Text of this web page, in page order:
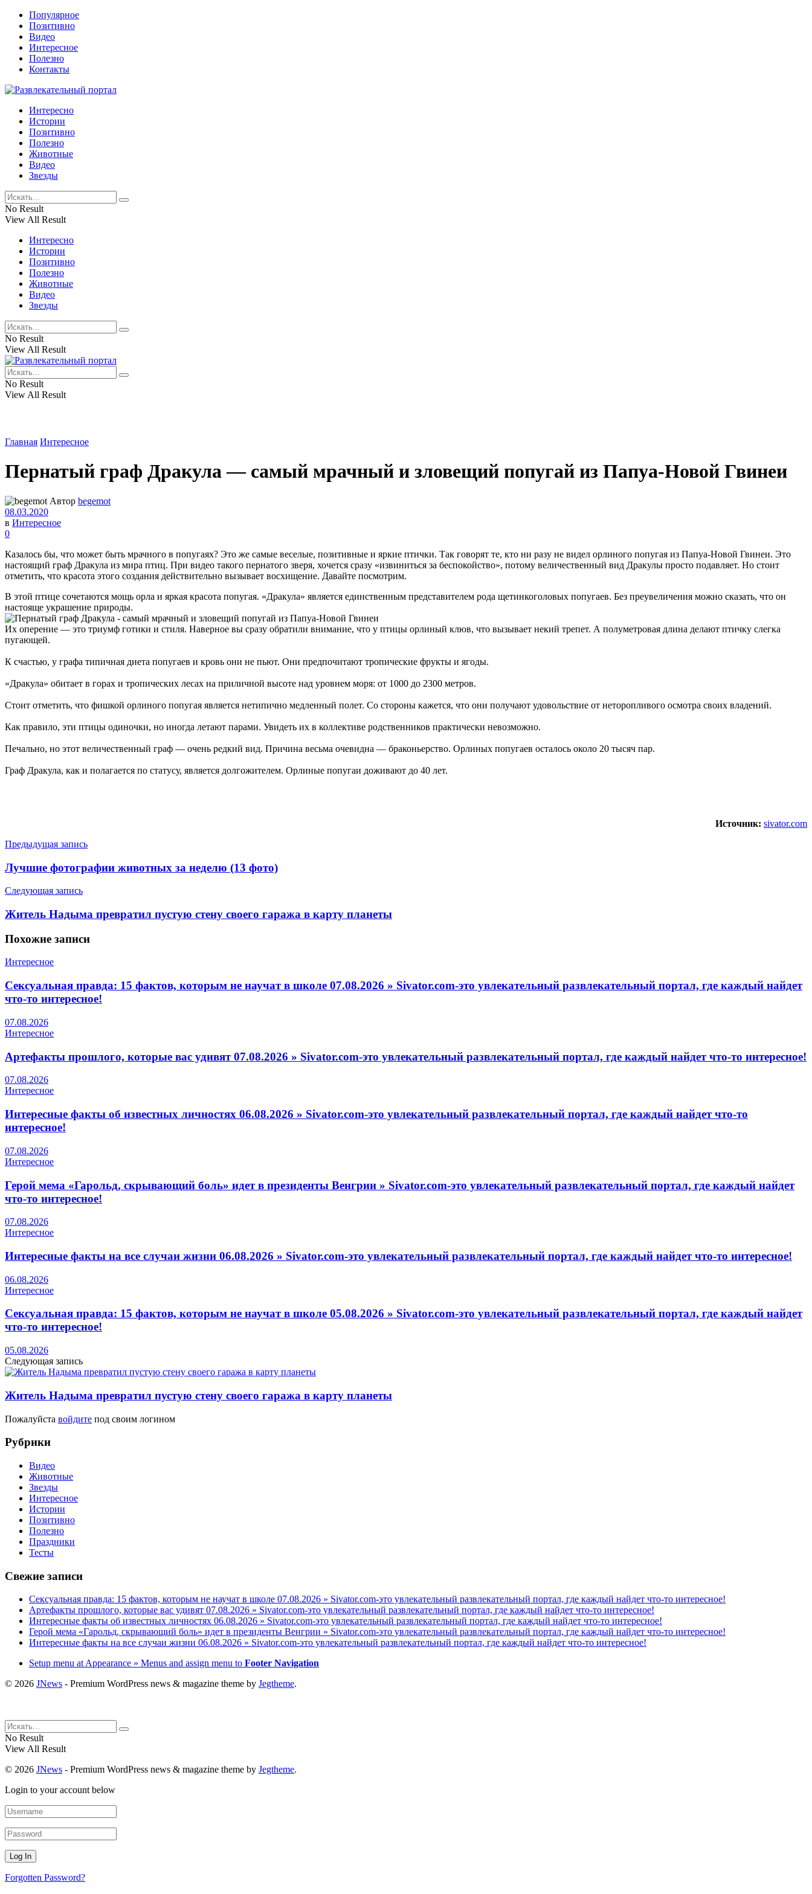
Популярное
Позитивно
Видео
Интересное
Полезно
Контакты
Интересно
Истории
Позитивно
Полезно
Животные
Видео
Звезды
No Result
View All Result
Интересно
Истории
Позитивно
Полезно
Животные
Видео
Звезды
No Result
View All Result
No Result
View All Result
Главная Интересное
Пернатый граф Дракула — самый мрачный и зловещий попугай из Папуа-Новой Гвинеи
Автор begemot
08.03.2020
в Интересное
0
Казалось бы, что может быть мрачного в попугаях? Это же самые веселые, позитивные и яркие птички. Так говорят те, кто ни разу не видел орлиного попугая из Папуа-Новой Гвинеи. Это
настоящий граф Дракула из мира птиц. При видео такого пернатого зверя, хочется сразу «извиниться за беспокойство», потому величественный вид Дракулы просто подавляет. Но стоит
отметить, что красота этого создания действительно вызывает восхищение. Давайте посмотрим.
В этой птице сочетаются мощь орла и яркая красота попугая. «Дракула» является единственным представителем рода щетинкоголовых попугаев. Без преувеличения можно сказать, что он
настояще украшение природы.
Их оперение — это триумф готики и стиля. Наверное вы сразу обратили внимание, что у птицы орлиный клюв, что вызывает некий трепет. А полуметровая длина делают птичку слегка
пугающей.
К счастью, у графа типичная диета попугаев и кровь они не пьют. Они предпочитают тропические фрукты и ягоды.
«Дракула» обитает в горах и тропических лесах на приличной высоте над уровнем моря: от 1000 до 2300 метров.
Стоит отметить, что фишкой орлиного попугая является нетипично медленный полет. Со стороны кажется, что они получают удовольствие от неторопливого осмотра своих владений.
Как правило, эти птицы одиночки, но иногда летают парами. Увидеть их в коллективе родственников практически невозможно.
Печально, но этот величественный граф — очень редкий вид. Причина весьма очевидна — браконьерство. Орлиных попугаев осталось около 20 тысяч пар.
Граф Дракула, как и полагается по статусу, является долгожителем. Орлиные попугаи доживают до 40 лет.
Источник: sivator.com
Предыдущая запись
Лучшие фотографии животных за неделю (13 фото)
Следующая запись
Житель Надыма превратил пустую стену своего гаража в карту планеты
Похожие записи
Интересное
Сексуальная правда: 15 фактов, которым не научат в школе 07.08.2026 » Sivator.com-это увлекательный развлекательный портал, где каждый найдет
что-то интересное!
07.08.2026
Интересное
Артефакты прошлого, которые вас удивят 07.08.2026 » Sivator.com-это увлекательный развлекательный портал, где каждый найдет что-то интересное!
07.08.2026
Интересное
Интересные факты об известных личностях 06.08.2026 » Sivator.com-это увлекательный развлекательный портал, где каждый найдет что-то
интересное!
07.08.2026
Интересное
Герой мема «Гарольд, скрывающий боль» идет в президенты Венгрии » Sivator.com-это увлекательный развлекательный портал, где каждый найдет
что-то интересное!
07.08.2026
Интересное
Интересные факты на все случаи жизни 06.08.2026 » Sivator.com-это увлекательный развлекательный портал, где каждый найдет что-то интересное!
06.08.2026
Интересное
Сексуальная правда: 15 фактов, которым не научат в школе 05.08.2026 » Sivator.com-это увлекательный развлекательный портал, где каждый найдет
что-то интересное!
05.08.2026
Следующая запись
Житель Надыма превратил пустую стену своего гаража в карту планеты
Пожалуйста войдите под своим логином
Рубрики
Видео
Животные
Звезды
Интересное
Истории
Позитивно
Полезно
Праздники
Тесты
Свежие записи
Сексуальная правда: 15 фактов, которым не научат в школе 07.08.2026 » Sivator.com-это увлекательный развлекательный портал, где каждый найдет что-то интересное!
Артефакты прошлого, которые вас удивят 07.08.2026 » Sivator.com-это увлекательный развлекательный портал, где каждый найдет что-то интересное!
Интересные факты об известных личностях 06.08.2026 » Sivator.com-это увлекательный развлекательный портал, где каждый найдет что-то интересное!
Герой мема «Гарольд, скрывающий боль» идет в президенты Венгрии » Sivator.com-это увлекательный развлекательный портал, где каждый найдет что-то интересное!
Интересные факты на все случаи жизни 06.08.2026 » Sivator.com-это увлекательный развлекательный портал, где каждый найдет что-то интересное!
Setup menu at Appearance » Menus and assign menu to Footer Navigation
© 2026 JNews - Premium WordPress news & magazine theme by Jegtheme.
No Result
View All Result
© 2026 JNews - Premium WordPress news & magazine theme by Jegtheme.
Login to your account below
Forgotten Password?